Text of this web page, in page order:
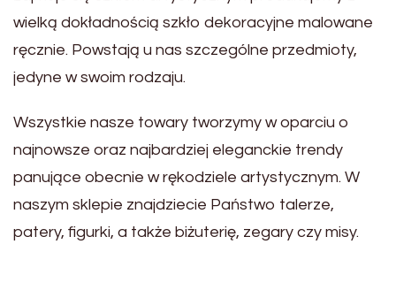
wielką dokładnością szkło dekoracyjne malowane
ręcznie. Powstają u nas szczególne przedmioty,
jedyne w swoim rodzaju.
Wszystkie nasze towary tworzymy w oparciu o
najnowsze oraz najbardziej eleganckie trendy
panujące obecnie w rękodziele artystycznym. W
naszym sklepie znajdziecie Państwo talerze,
patery, figurki, a także biżuterię, zegary czy misy.